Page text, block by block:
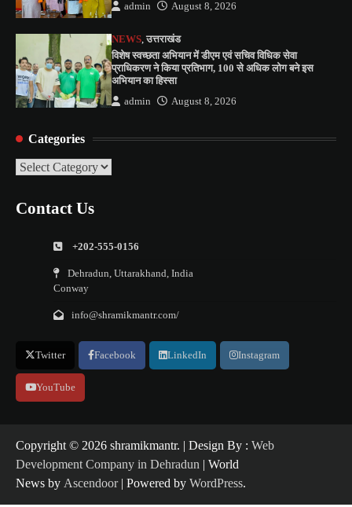
admin August 8, 2026
NEWS,उत्तराखंड
विशेष स्वच्छता अभियान में डीएम एवं सचिव विधिक सेवा
प्राधिकरण ने किया प्रतिभाग, 100 से अधिक लोग बने इस
अभियान का हिस्सा
admin August 8, 2026
Categories
Categories
Contact Us
+202-555-0156
Dehradun, Uttarakhand, India
Conway
info@shramikmantr.com/
Twitter Facebook LinkedIn Instagram
YouTube
Copyright ©️ 2026 shramikmantr. | Design By : Web
Development Company in Dehradun | World
News by Ascendoor| Powered by WordPress.